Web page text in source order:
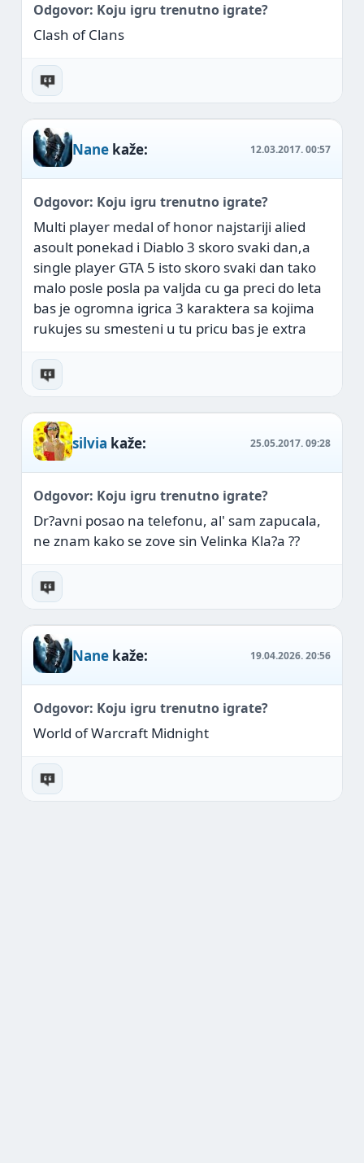
Odgovor: Koju igru trenutno igrate?
Clash of Clans
Nane kaže: 12.03.2017.00:57
Odgovor: Koju igru trenutno igrate?
Multi player medal of honor najstariji alied
asoult ponekad i Diablo 3 skoro svaki dan,a
single player GTA 5 isto skoro svaki dan tako
malo posle posla pa valjda cu ga preci do leta
bas je ogromna igrica 3 karaktera sa kojima
rukujes su smesteni u tu pricu bas je extra
silvia kaže: 25.05.2017.09:28
Odgovor: Koju igru trenutno igrate?
Dr?avni posao na telefonu, al' sam zapucala,
ne znam kako se zove sin Velinka Kla?a ??
Nane kaže: 19.04.2026.20:56
Odgovor: Koju igru trenutno igrate?
World of Warcraft Midnight